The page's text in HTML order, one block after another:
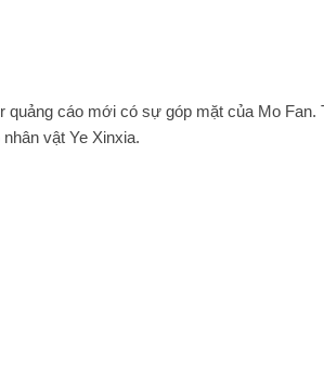
quảng cáo mới có sự góp mặt của Mo
vật Ye Xinxia.